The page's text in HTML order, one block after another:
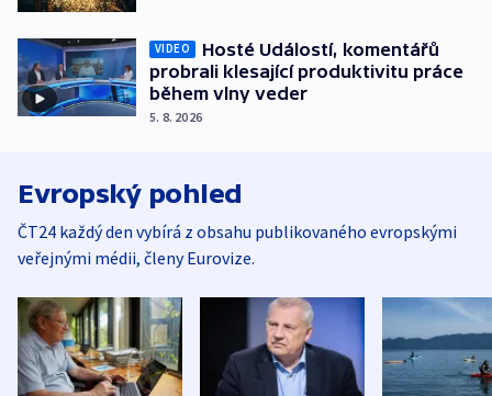
VIDEO
Hosté Událostí, komentářů
probrali klesající produktivitu práce
během vlny veder
5. 8. 2026
Evropský pohled
ČT24 každý den vybírá z obsahu publikovaného evropskými
veřejnými médii, členy Eurovize.